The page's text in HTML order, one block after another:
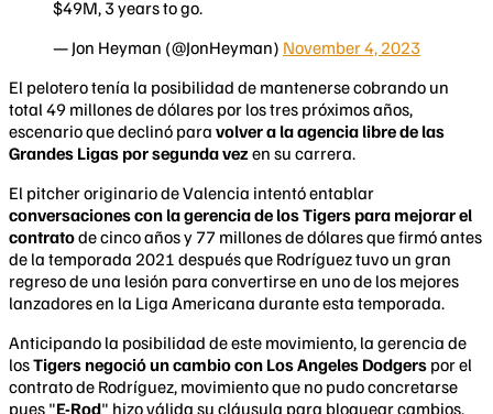
$49M, 3 years to go.
— Jon Heyman (@JonHeyman) November 4, 2023
El pelotero tenía la posibilidad de mantenerse cobrando un
total 49 millones de dólares por los tres próximos años,
escenario que declinó para volver a la agencia libre de las
Grandes Ligas por segunda vez en su carrera.
El pitcher originario de Valencia intentó entablar
conversaciones con la gerencia de los Tigers para mejorar el
contratode cinco años y 77 millones de dólares que firmó antes
de la temporada 2021 después que Rodríguez tuvo un gran
regreso de una lesión para convertirse en uno de los mejores
lanzadores en la Liga Americana durante esta temporada.
Anticipando la posibilidad de este movimiento, la gerencia de
losTigers negoció un cambio con Los Angeles Dodgers por el
contrato de Rodríguez, movimiento que no pudo concretarse
pues "E-Rod" hizo válida su cláusula para bloquear cambios.